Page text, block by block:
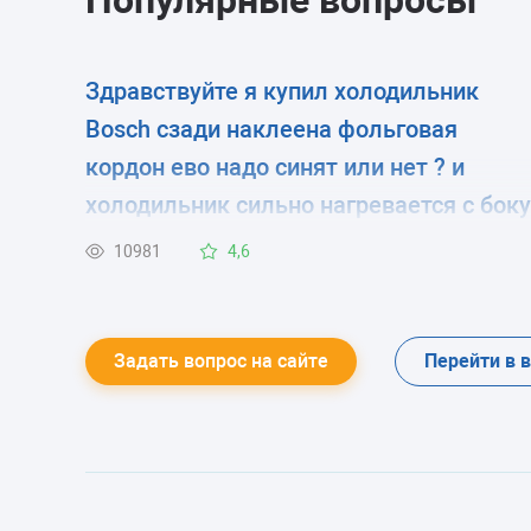
Здравствуйте я купил холодильник
Bosch сзади наклеена фольговая
кордон ево надо синят или нет ? и
холодильник сильно нагревается с боку
это так должна быт ?
10981 4,6
Задать вопрос на сайте Перейти в